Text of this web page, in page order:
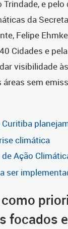
Trindade, e
da
Felipe
Cidades e
visibilidade
sem
Curitiba
climática
de Ação
ser
como
focados